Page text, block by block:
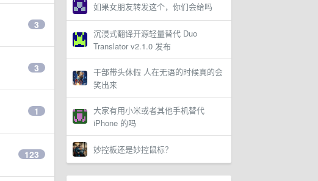
如果女朋友转发这个，你们会给吗
沉浸式翻译开源轻量替代 Duo
Translator v2.1.0 发布
干部带头休假 人在无语的时候真的会
笑出来
大家有用小米或者其他手机替代
iPhone 的吗
妙控板还是妙控鼠标？
3
3
1
123